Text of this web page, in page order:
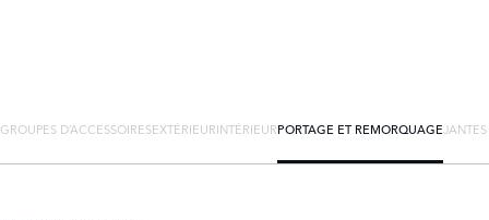
GROUPES D’ACCESSOIRESEXTÉRIEURINTÉRIEURPORTAGE ET REMORQUAGE